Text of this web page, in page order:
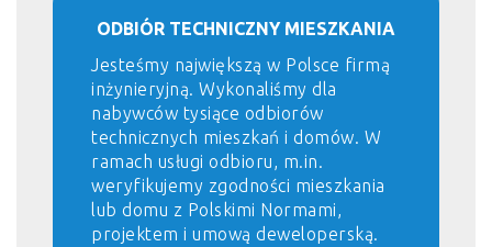
ODBIÓR TECHNICZNY MIESZKANIA
Jesteśmy największą w Polsce firmą
inżynieryjną. Wykonaliśmy dla
nabywców tysiące odbiorów
technicznych mieszkań i domów. W
ramach usługi odbioru, m.in.
weryfikujemy zgodności mieszkania
lub domu z Polskimi Normami,
projektem i umową deweloperską.